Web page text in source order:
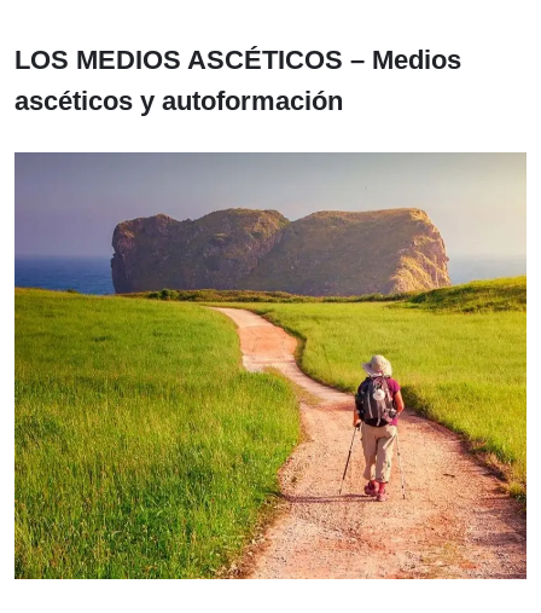
LOS MEDIOS ASCÉTICOS – Medios
ascéticos y autoformación